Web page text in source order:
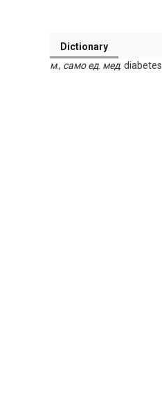
Dictionary
м., само ед. мед. diabetes.